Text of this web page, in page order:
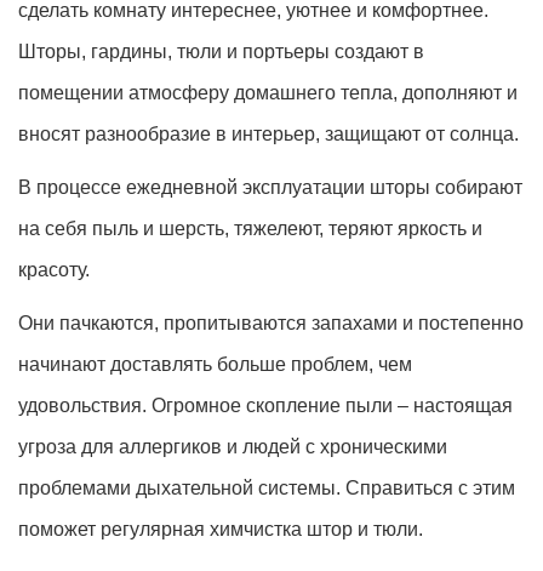
сделать комнату интереснее, уютнее и комфортнее.
Шторы, гардины, тюли и портьеры создают в
помещении атмосферу домашнего тепла, дополняют и
вносят разнообразие в интерьер, защищают от солнца.
В процессе ежедневной эксплуатации шторы собирают
на себя пыль и шерсть, тяжелеют, теряют яркость и
красоту.
Они пачкаются, пропитываются запахами и постепенно
начинают доставлять больше проблем, чем
удовольствия. Огромное скопление пыли – настоящая
угроза для аллергиков и людей с хроническими
проблемами дыхательной системы. Справиться с этим
поможет регулярная химчистка штор и тюли.